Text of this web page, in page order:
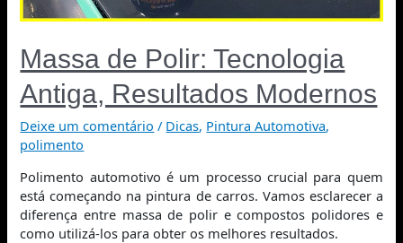
Massa de Polir: Tecnologia
Antiga, Resultados Modernos
Deixe um comentário / Dicas, Pintura Automotiva,
polimento
Polimento automotivo é um processo crucial para quem
está começando na pintura de carros. Vamos esclarecer a
diferença entre massa de polir e compostos polidores e
como utilizá-los para obter os melhores resultados.